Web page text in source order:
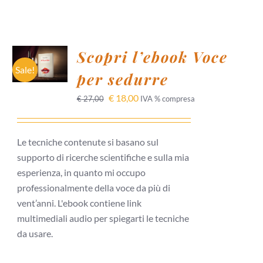
Sale!
AL
CARRELLO
/
Scopri l’ebook Voce
per sedurre
€27,00 €18,00 IVA % compresa
Le tecniche contenute si basano sul
supporto di ricerche scientifiche e sulla mia
esperienza, in quanto mi occupo
professionalmente della voce da più di
vent’anni. L'ebook contiene link
multimediali audio per spiegarti le tecniche
da usare.